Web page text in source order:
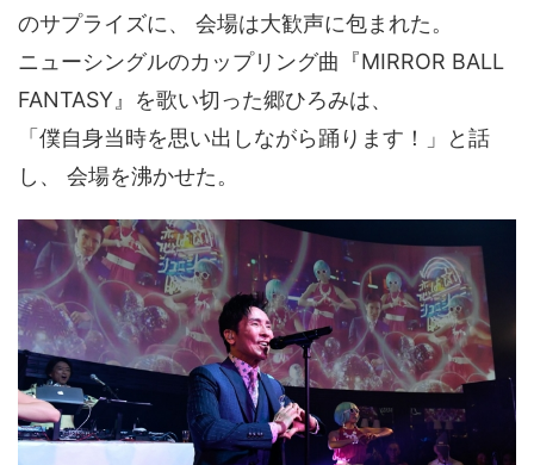
のサプライズに、 会場は大歓声に包まれた。
ニューシングルのカップリング曲『MIRROR BALL
FANTASY』を歌い切った郷ひろみは、
「僕自身当時を思い出しながら踊ります！」と話
し、 会場を沸かせた。